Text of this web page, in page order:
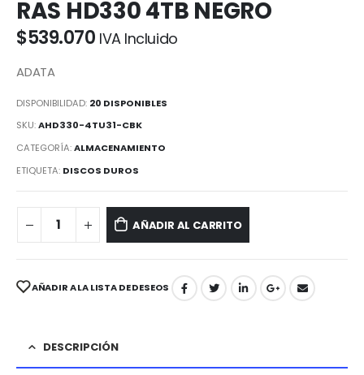
RAS HD330 4TB NEGRO
$539.070 IVA Incluido
ADATA
DISPONIBILIDAD: 20 DISPONIBLES
SKU:AHD330-4TU31-CBK
CATEGORÍA:ALMACENAMIENTO
ETIQUETA: DISCOS DUROS
AÑADIR AL CARRITO
AÑADIR A LA LISTA DE DESEOS
DESCRIPCIÓN